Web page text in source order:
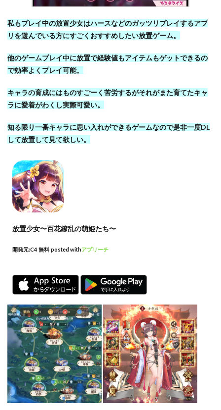
私もプレイ中の放置少女はハースなどのガッツリプレイするアプ
リを遊んでいる方にすごくおすすめしたい放置ゲーム。
他のゲームプレイ中に放置で経験値もアイテムもゲットできるの
で効率よくプレイ可能。
キャラの育成にはものすごーく苦労するがそれがまた育てたキャ
ラに愛着がわくし実際可愛い。
知る限り一番キャラに思い入れができるゲームなので是非一度DL
して放置して見て欲しい。
放置少女〜百花繚乱の萌姫たち〜
開発元:C4 無料 posted withアプリーチ